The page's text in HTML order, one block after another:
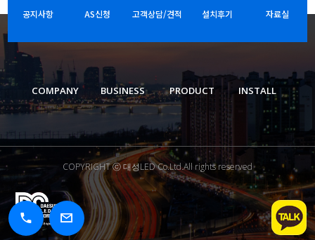
공지사항 AS신청 고객상담/견적 설치후기 자료실
COMPANY BUSINESS PRODUCT INSTALL
COPYRIGHT ⓒ 대성LED Co.Ltd.All rights reserved